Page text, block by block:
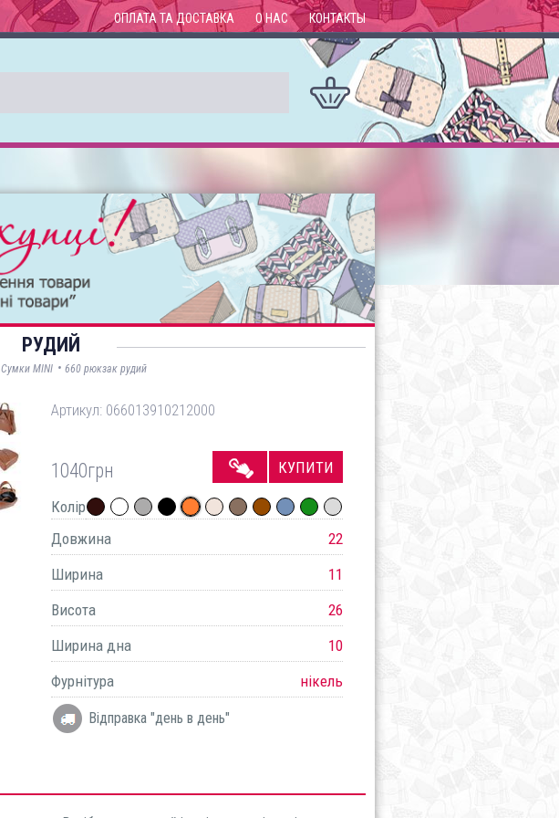
ОПЛАТА ТА ДОСТАВКА О НАС КОНТАКТЫ
РУДИЙ
Сумки MINI • 660 рюкзак рудий
Артикул: 066013910212000
1040грн КУПИТИ
Колір
Довжина
22
Ширина
11
Висота
26
Ширина дна
10
Фурнітура
нікель
Відправка "день в день"